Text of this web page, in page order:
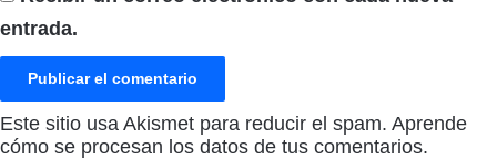
entrada.
Este sitio usa Akismet para reducir el spam. Aprende
cómo se procesan los datos de tus comentarios.